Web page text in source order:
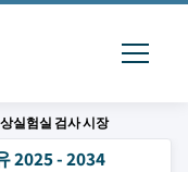
실험실 검사 시장
2025 - 2034